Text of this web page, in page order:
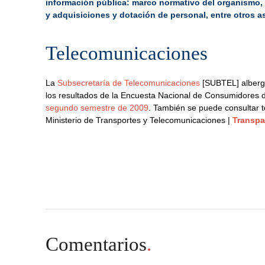
información pública: marco normativo del organismo,
y adquisiciones y dotación de personal, entreotros
Telecomunicaciones
La Subsecretaría de Telecomunicaciones [SUBTEL]
los resultados de la Encuesta Nacional de
segundo semestre de 2009 . También se puede consultar
Ministerio de Transportes y Telecomunicaciones |
Comentarios.